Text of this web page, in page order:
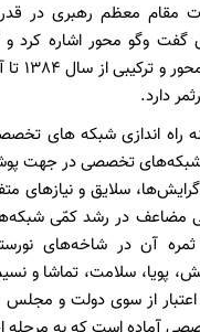
مقام معظم رهبری در
دارد.
راه اندازی شبکه های
شبکه‌های تخصصی در جهت
سلایق و نیازهای
مضاعف در رشد کمّی
آن در شاخه‌های
پویا، سلامت، تماشا و
از سوی دولت و مجلس